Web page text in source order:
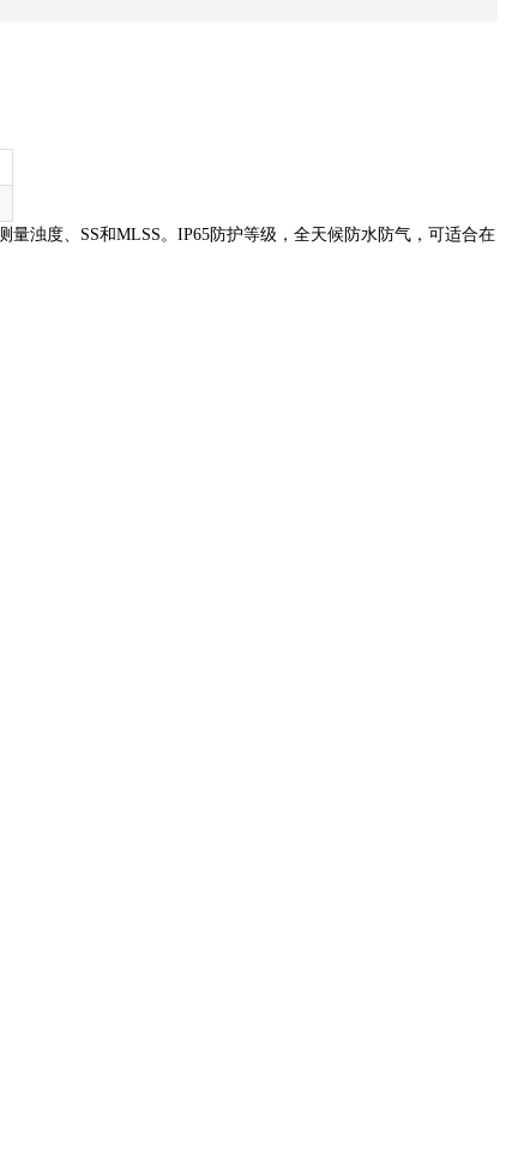
量浊度、SS和MLSS。IP65防护等级，全天候防水防气，可适合在